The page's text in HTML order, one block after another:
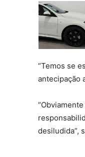
“Temos se
antecipação
desiludida”,